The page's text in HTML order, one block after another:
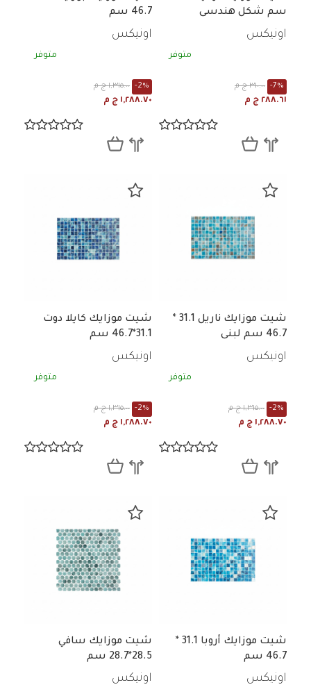
سم شكل هندسى
اونيكس
متوفر
٣١٠.٠٠ ج م -7%
٢٨٨.٦١ ج م
46.7 سم
اونيكس
متوفر
١,٣١٥.٠٠ ج م -2%
١,٢٨٨.٧٠ ج م
شيت موزايك ناريل 31.1 *
46.7 سم لبنى
اونيكس
متوفر
١,٣١٥.٠٠ ج م -2%
١,٢٨٨.٧٠ ج م
شيت موزايك كايلا دوت
31.1*46.7 سم
اونيكس
متوفر
١,٣١٥.٠٠ ج م -2%
١,٢٨٨.٧٠ ج م
شيت موزايك أروبا 31.1 *
46.7 سم
اونيكس
شيت موزايك سافي
28.5*28.7 سم
اونيكس